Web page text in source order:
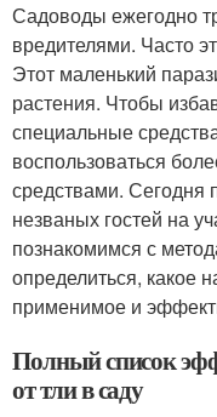
Садоводы ежегодно
вредителями. Часто
Этот маленький
растения. Чтобы
специальные
воспользоваться
средствами. Сегодня
незваных гостей на
познакомимся с
определиться, какое
применимое и
Полный список
от тли в саду